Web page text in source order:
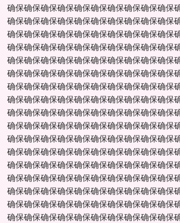
确保确保确保确保确保确保确保确保确保确保
确保确保确保确保确保确保确保确保确保确保
确保确保确保确保确保确保确保确保确保确保
确保确保确保确保确保确保确保确保确保确保
确保确保确保确保确保确保确保确保确保确保
确保确保确保确保确保确保确保确保确保确保
确保确保确保确保确保确保确保确保确保确保
确保确保确保确保确保确保确保确保确保确保
确保确保确保确保确保确保确保确保确保确保
确保确保确保确保确保确保确保确保确保确保
确保确保确保确保确保确保确保确保确保确保
确保确保确保确保确保确保确保确保确保确保
确保确保确保确保确保确保确保确保确保确保
确保确保确保确保确保确保确保确保确保确保
确保确保确保确保确保确保确保确保确保确保
确保确保确保确保确保确保确保确保确保确保
确保确保确保确保确保确保确保确保确保确保